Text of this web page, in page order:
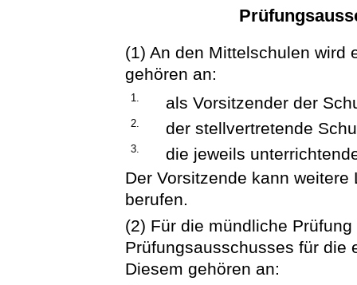
(1) An den Mittelschulen wird
gehören an:
1. als Vorsitzender der
2. der stellvertretende
3.
die jeweils
Der Vorsitzende kann
berufen.
(2) Für die mündliche
Prüfungsausschusses für die
Diesem gehören an: